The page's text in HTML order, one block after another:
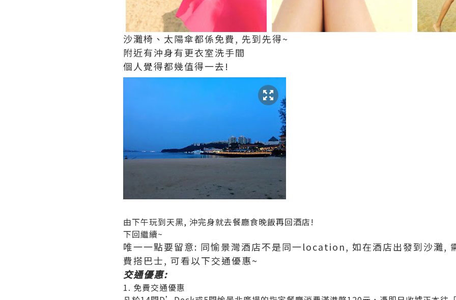
沙灘椅、太陽傘都係免費, 先到先得~
附近有沖身有更衣室洗手間
個人覺得都幾值得一去!
由下午玩到天黑, 沖完身就去餐廳食晚飯再回酒店!
下回繼續~
唯一一點要留意: 同愉景灣酒店不是同一location, 如在酒店出發到沙灘,
費搭巴士, 可看以下交通優惠~
交通優惠:
1. 免費交通優惠